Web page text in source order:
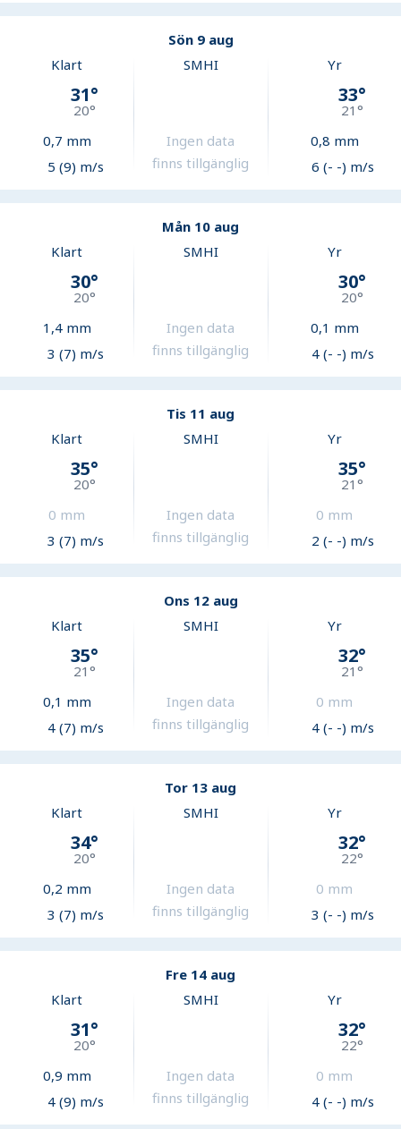
Sön 9 aug
Klart
31°
20°
0,7 mm
5 (9) m/s
SMHI
Ingen data
finns tillgänglig
Yr
33°
21°
0,8 mm
6 (- -) m/s
Mån 10 aug
Klart
30°
20°
1,4mm
3 (7) m/s
SMHI
Ingen data
finns tillgänglig
Yr
30°
20°
0,1 mm
4 (- -) m/s
Tis 11 aug
Klart
35°
20°
0 mm
3 (7) m/s
SMHI
Ingen data
finns tillgänglig
Yr
35°
21°
0 mm
2 (- -) m/s
Ons 12 aug
Klart
35°
21°
0,1 mm
4 (7) m/s
SMHI
Ingen data
finns tillgänglig
Yr
32°
21°
0 mm
4 (- -) m/s
Tor 13 aug
Klart
34°
20°
0,2 mm
3 (7) m/s
SMHI
Ingen data
finns tillgänglig
Yr
32°
22°
0 mm
3 (- -) m/s
Fre 14 aug
Klart
31°
20°
0,9 mm
4 (9) m/s
SMHI
Ingen data
finns tillgänglig
Yr
32°
22°
0 mm
4 (- -) m/s